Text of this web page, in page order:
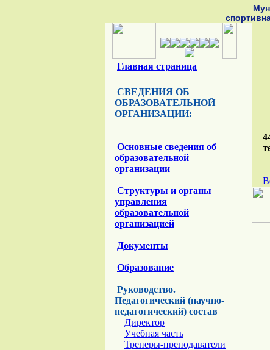
Главная страница
СВЕДЕНИЯ ОБ
ОБРАЗОВАТЕЛЬНОЙ
ОРГАНИЗАЦИИ:
Основные сведения об
образовательной
организации
Структуры и органы
управления
образовательной
организацией
Документы
Образование
Руководство.
Педагогический (научно-
педагогический) состав
Директор
Учебная часть
Тренеры-преподаватели